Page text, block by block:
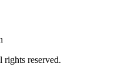
rights reserved.